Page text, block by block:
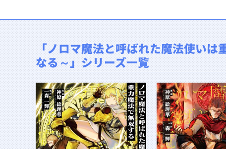
「ノロマ魔法と呼ばれた魔法使い
なる～」シリーズ一覧